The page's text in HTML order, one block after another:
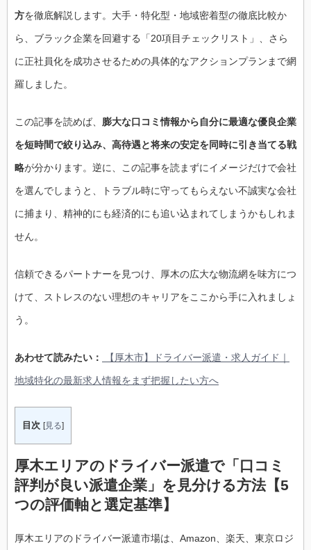
方を徹底解説します。大手・特化型・地域密着型の徹底比較か
ら、ブラック企業を回避する「20項目チェックリスト」、さら
に正社員化を成功させるための具体的なアクションプランまで網
羅しました。
この記事を読めば、 膨大な口コミ情報から自分に最適な優良企業
を短時間で絞り込み、高待遇と将来の安定を同時に引き当てる戦
略が分かります。逆に、この記事を読まずにイメージだけで会社
を選んでしまうと、トラブル時に守ってもらえない不誠実な会社
に捕まり、精神的にも経済的にも追い込まれてしまうかもしれま
せん。
信頼できるパートナーを見つけ、厚木の広大な物流網を味方につ
けて、ストレスのない理想のキャリアをここから手に入れましょ
う。
あわせて読みたい： 【厚木市】ドライバー派遣・求人ガイド｜
地域特化の最新求人情報をまず把握したい方へ
目次 [見る]
厚木エリアのドライバー派遣で「口コミ
評判が良い派遣企業」を見分ける方法【5
つの評価軸と選定基準】
厚木エリアのドライバー派遣市場は、Amazon、楽天、東京ロジ